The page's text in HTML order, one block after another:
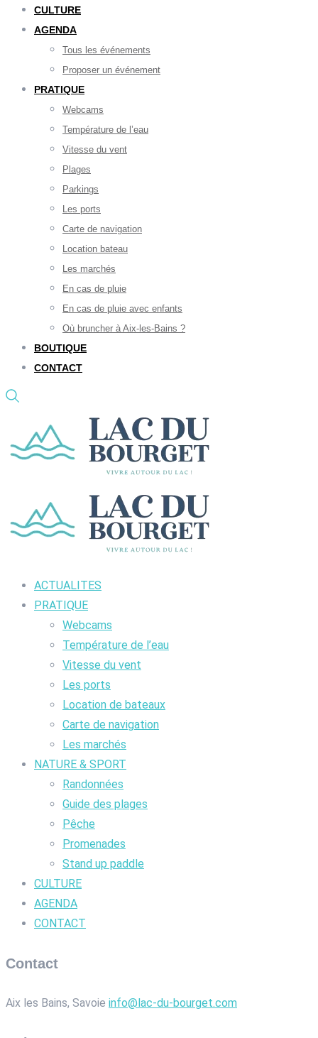
CULTURE
AGENDA
Tous les événements
Proposer un événement
PRATIQUE
Webcams
Température de l’eau
Vitesse du vent
Plages
Parkings
Les ports
Carte de navigation
Location bateau
Les marchés
En cas de pluie
En cas de pluie avec enfants
Où bruncher à Aix-les-Bains ?
BOUTIQUE
CONTACT
ACTUALITES
PRATIQUE
Webcams
Température de l’eau
Vitesse du vent
Les ports
Location de bateaux
Carte de navigation
Les marchés
NATURE & SPORT
Randonnées
Guide des plages
Pêche
Promenades
Stand up paddle
CULTURE
AGENDA
CONTACT
Contact
Aix les Bains, Savoie info@lac-du-bourget.com